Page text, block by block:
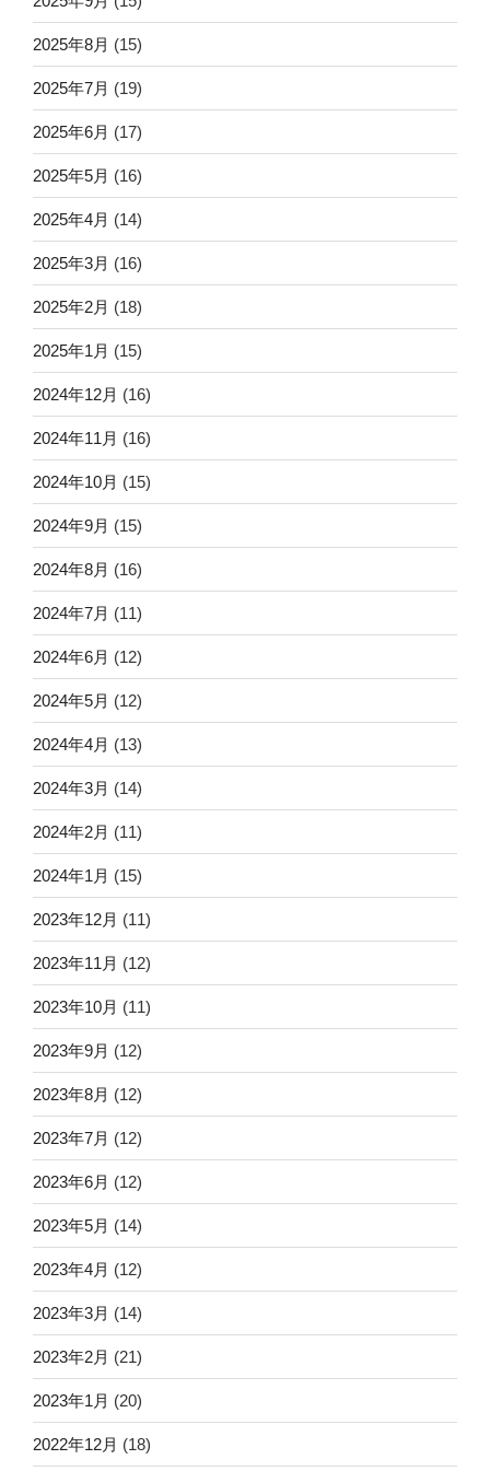
2025年8月 (15)
2025年7月 (19)
2025年6月 (17)
2025年5月 (16)
2025年4月 (14)
2025年3月 (16)
2025年2月 (18)
2025年1月 (15)
2024年12月 (16)
2024年11月 (16)
2024年10月 (15)
2024年9月 (15)
2024年8月 (16)
2024年7月 (11)
2024年6月 (12)
2024年5月 (12)
2024年4月 (13)
2024年3月 (14)
2024年2月 (11)
2024年1月 (15)
2023年12月 (11)
2023年11月 (12)
2023年10月 (11)
2023年9月 (12)
2023年8月 (12)
2023年7月 (12)
2023年6月 (12)
2023年5月 (14)
2023年4月 (12)
2023年3月 (14)
2023年2月 (21)
2023年1月 (20)
2022年12月 (18)